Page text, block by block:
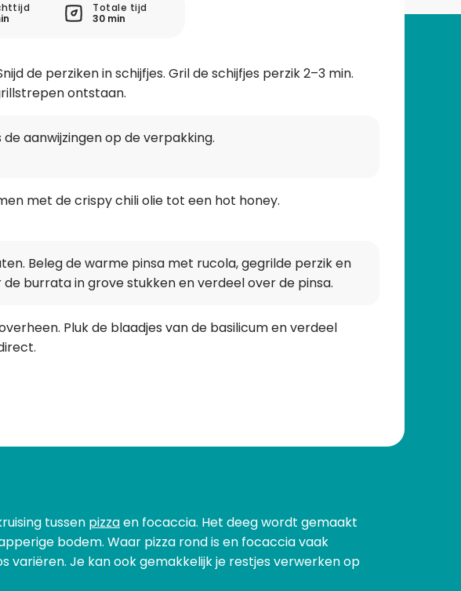
Totale tijd
30 min
de perziken in schijfjes. Gril de schijfjes perzik 2–3 min.
ontstaan.
aanwijzingen op de verpakking.
met de crispy chili olie tot een hot honey.
Beleg de warme pinsa met rucola, gegrilde perzik en
burrata in grove stukken en verdeel over de pinsa.
Pluk de blaadjes van de basilicum en verdeel
tussen pizzaen focaccia. Het deeg wordt gemaakt
bodem. Waar pizza rond is en focaccia vaak
variëren. Je kan ook gemakkelijk je restjes verwerken op